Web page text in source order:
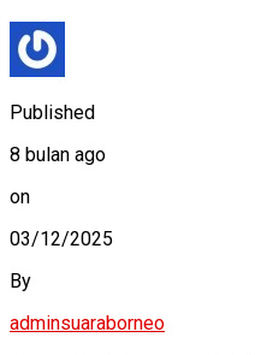
Published
8 bulan ago
on
03/12/2025
By
adminsuaraborneo